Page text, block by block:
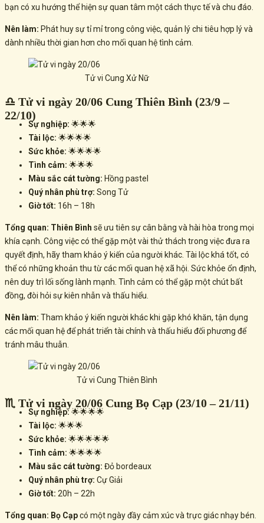
bạn có xu hướng thể hiện sự quan tâm một cách thực tế và chu đáo.
Nên làm: Phát huy sự tỉ mỉ trong công việc, quản lý chi tiêu hợp lý và
dành nhiều thời gian hơn cho mối quan hệ tình cảm.
Tử vi Cung Xử Nữ
♎ Tử vi ngày 20/06 Cung Thiên Bình (23/9 –
22/10)
Sự nghiệp: 🌟🌟🌟
Tài lộc: 🌟🌟🌟🌟
Sức khỏe: 🌟🌟🌟🌟
Tình cảm: 🌟🌟🌟
Màu sắc cát tường: Hồng pastel
Quý nhân phù trợ: Song Tử
Giờ tốt: 16h – 18h
Tổng quan: Thiên Bình sẽ ưu tiên sự cân bằng và hài hòa trong mọi
khía cạnh. Công việc có thể gặp một vài thử thách trong việc đưa ra
quyết định, hãy tham khảo ý kiến của người khác. Tài lộc khá tốt, có
thể có những khoản thu từ các mối quan hệ xã hội. Sức khỏe ổn định,
nên duy trì lối sống lành mạnh. Tình cảm có thể gặp một chút bất
đồng, đòi hỏi sự kiên nhẫn và thấu hiểu.
Nên làm: Tham khảo ý kiến người khác khi gặp khó khăn, tận dụng
các mối quan hệ để phát triển tài chính và thấu hiểu đối phương để
tránh mâu thuẫn.
Tử vi Cung Thiên Bình
♏ Tử vi ngày 20/06 Cung Bọ Cạp (23/10 – 21/11)
Sự nghiệp:🌟🌟🌟🌟
Tài lộc: 🌟🌟🌟
Sức khỏe: 🌟🌟🌟🌟🌟
Tình cảm: 🌟🌟🌟🌟
Màu sắc cát tường: Đỏ bordeaux
Quý nhân phù trợ: Cự Giải
Giờ tốt: 20h – 22h
Tổng quan: Bọ Cạpcó một ngày đầy cảm xúc và trực giác nhạy bén.